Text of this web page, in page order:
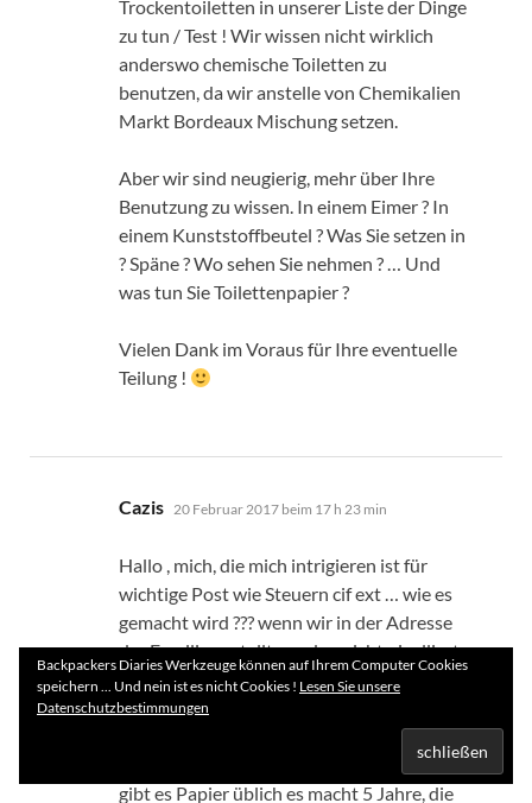
Trockentoiletten in unserer Liste der Dinge
zu tun / Test ! Wir wissen nicht wirklich
anderswo chemische Toiletten zu
benutzen, da wir anstelle von Chemikalien
Markt Bordeaux Mischung setzen.
Aber wir sind neugierig, mehr über Ihre
Benutzung zu wissen. In einem Eimer ? In
einem Kunststoffbeutel ? Was Sie setzen in
? Späne ? Wo sehen Sie nehmen ? … Und
was tun Sie Toilettenpapier ?
Vielen Dank im Voraus für Ihre eventuelle
Teilung !
Cazis sagt:
20 Februar 2017 beim 17 h 23 min
Hallo , mich, die mich intrigieren ist für
wichtige Post wie Steuern cif ext … wie es
gemacht wird ??? wenn wir in der Adresse
der Familie gestellt werden nicht nivelliert
Steuern benachteiligen ?? Für uns ist es
unsere Wahl in einem Wohnmobil im Jahr
Intelligenzniveaus über dem Rest mögen,
gibt es Papier üblich es macht 5 Jahre, die
Backpackers Diaries Werkzeuge können auf Ihrem Computer Cookies
speichern ... Und nein ist es nicht Cookies ! Lesen Sie unsere
Datenschutzbestimmungen